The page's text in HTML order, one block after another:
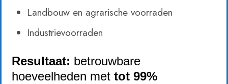
Landbouw en agrarische voorraden
Industrievoorraden
Resultaat: betrouwbare
hoeveelheden met tot 99%